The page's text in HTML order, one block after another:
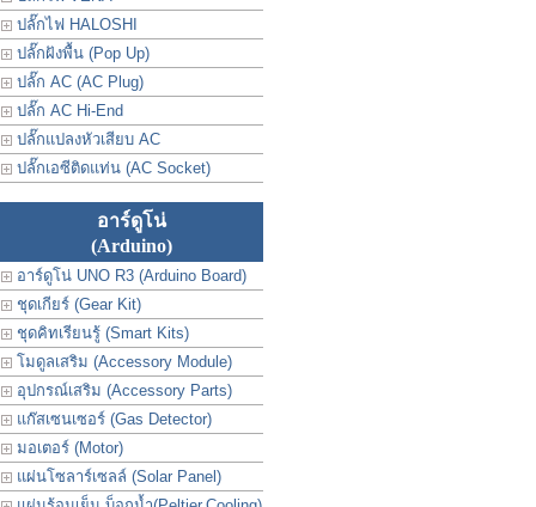
ปลั๊กไฟ HALOSHI
ปลั๊กฝังพื้น (Pop Up)
ปลั๊ก AC (AC Plug)
ปลั๊ก AC Hi-End
ปลั๊กแปลงหัวเสียบ AC
ปลั๊กเอซีติดแท่น (AC Socket)
อาร์ดูโน่
(Arduino)
อาร์ดูโน่ UNO R3 (Arduino Board)
ชุดเกียร์ (Gear Kit)
ชุดคิทเรียนรู้ (Smart Kits)
โมดูลเสริม (Accessory Module)
อุปกรณ์เสริม (Accessory Parts)
แก๊สเซนเซอร์ (Gas Detector)
มอเตอร์ (Motor)
แผ่นโซลาร์เซลล์ (Solar Panel)